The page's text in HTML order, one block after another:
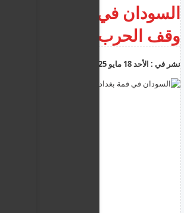
السودان في قمة بغداد يرهن
وقف الحرب بشرط
نشر في : الأحد 18 مايو 2025